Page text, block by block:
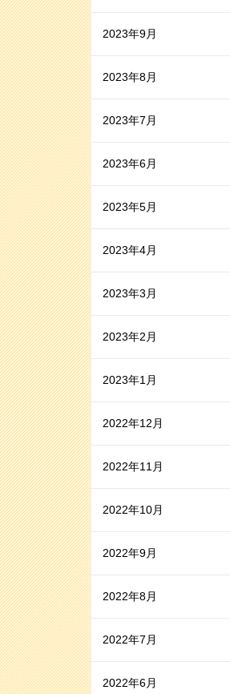
2023年9月
2023年8月
2023年7月
2023年6月
2023年5月
2023年4月
2023年3月
2023年2月
2023年1月
2022年12月
2022年11月
2022年10月
2022年9月
2022年8月
2022年7月
2022年6月